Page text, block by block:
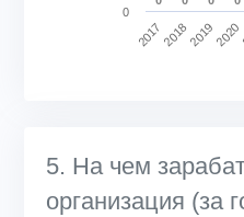
2017201820192020
0
5. На чем
организация (за